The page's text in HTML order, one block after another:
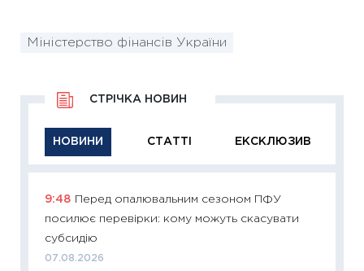
Міністерство фінансів України
НОВИНИ СТАТТІ ЕКСКЛЮЗИВ
СТРІЧКА НОВИН
9:48
Перед опалювальним сезоном ПФУ
посилює перевірки: кому можуть скасувати
субсидію
07.08.2026